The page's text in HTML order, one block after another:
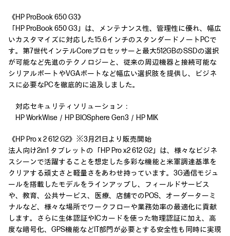
《HP ProBook 650 G3》
「HP ProBook 650 G3」は、メンテナンス性、管理性に優れ、幅広
いカスタマイズに対応した15.6インチのスタンダードノートPCで
す。第7世代インテルCoreプロセッサーと最大512GBのSSDの選択
が可能など先進のテクノロジーと、従来の周辺機器と接続可能な
シリアルポートやVGAポートなど幅広い選択肢を提供し、ビジネ
スに必要なPCを徹底的に追及しました。
対応セキュリティソリューション：
HP WorkWise／HP BIOSphere Gen3／HP MIK
《HP Pro x 2 612 G2》※3月21日より販売開始
法人向け2in1 タブレットの「HP Pro x2 612 G2」は、様々なビジネ
スシーンで活躍することを想定した多彩な機能と米軍調達基準を
クリアする頑丈さと軽量さをあわせ持っています。3G通信モジュ
ールを搭載したモデルをラインアップし、フィールドサービス
や、教育、公共サービス、医療、店舗でのPOS、オーダーターミ
ナルなど、様々な場所でワークフローや業務効率の最適化に貢献
します。さらに生体認証やICカードを使った物理認証に加え、高
度な暗号化、GPS機能などIT部門が必要とする安全性も同時に実現